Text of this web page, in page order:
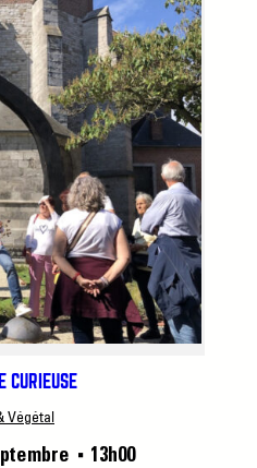
CURIEUSE
Végétal
■ 13h00